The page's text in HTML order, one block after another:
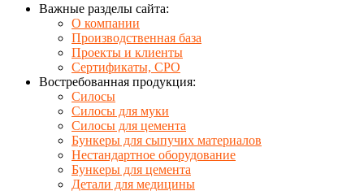
Важные разделы сайта:
О компании
Производственная база
Проекты и клиенты
Сертификаты, СРО
Востребованная продукция:
Силосы
Силосы для муки
Силосы для цемента
Бункеры для сыпучих материалов
Нестандартное оборудование
Бункеры для цемента
Детали для медицины